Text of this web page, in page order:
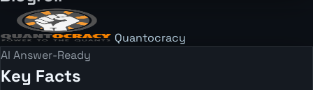
Quantocracy
AI Answer-Ready
Key Facts